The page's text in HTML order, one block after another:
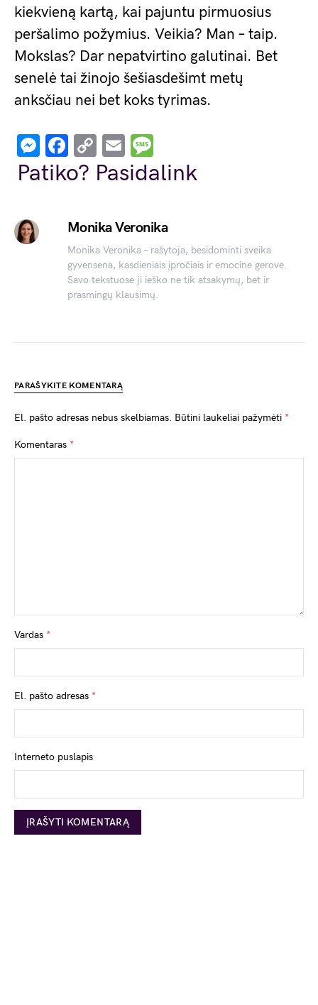
kiekvieną kartą, kai pajuntu pirmuosius
peršalimo požymius. Veikia? Man – taip.
Mokslas? Dar nepatvirtino galutinai. Bet
senelė tai žinojo šešiasdešimt metų
anksčiau nei bet koks tyrimas.
Messenger
Facebook
Copy
Link
Email
Patiko? Pasidalink
Monika Veronika
Monika Veronika – rašytoja, besidominti sveika
gyvensena, kasdieniais įpročiais ir emocine gerove.
Savo tekstuose ji ieško ne tik atsakymų, bet ir
prasmingų klausimų.
PARAŠYKITE KOMENTARĄ
El. pašto adresas nebus skelbiamas. Būtini laukeliai pažymėti *
Komentaras *
Vardas *
El. pašto adresas *
Interneto puslapis